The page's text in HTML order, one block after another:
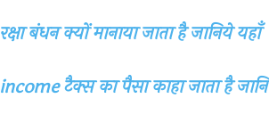
रक्षा बंधन क्यों मानाया जाता है जानिये यहाँ
income टैक्स का पैसा काहा जाता है